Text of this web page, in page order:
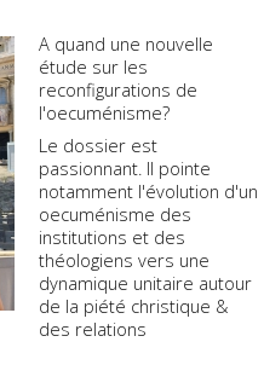
A quand une nouvelle
étude sur les
reconfigurations de
l'oecuménisme?
Le dossier est
passionnant. Il pointe
notamment l'évolution d'un
oecuménisme des
institutions et des
théologiens vers une
dynamique unitaire autour
de la piété christique &
des relations